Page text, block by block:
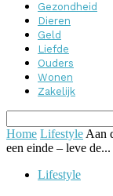
Gezondheid
Dieren
Geld
Liefde
Ouders
Wonen
Zakelijk
Home Lifestyle Aan
een einde – leve de...
Lifestyle